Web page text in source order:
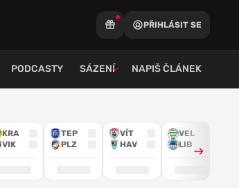
PŘIHLÁSIT SE
PODCASTY SÁZENÍ NAPIŠ ČLÁNEK
KRA
VIK
TEP
PLZ
VÍT
HAV
VEL
LIB